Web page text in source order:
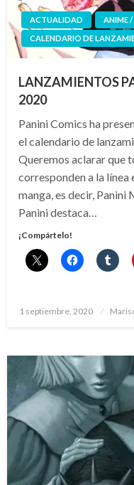
ACTUALIDAD
ANIME
CALENDARIO DE
LANZAMIENTOS
2020
Panini Comics ha
el calendario de
Queremos aclarar que
corresponden a la
manga, es decir, Panini
Panini destaca…
¡Compártelo!
Publicado
1 septiembre, 2020